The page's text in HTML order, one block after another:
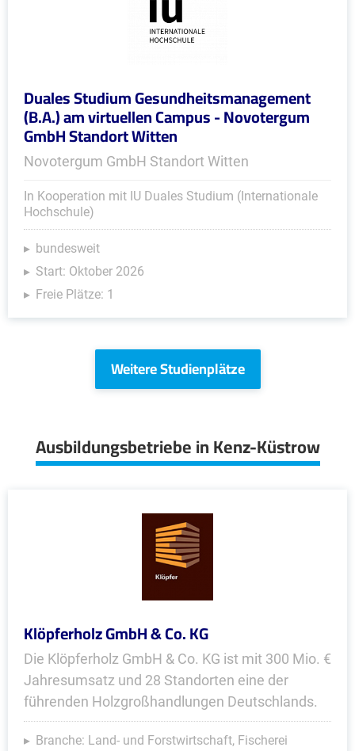
Duales Studium Gesundheitsmanagement
(B.A.) am virtuellen Campus - Novotergum
GmbH Standort Witten
Novotergum GmbH Standort Witten
In Kooperation mit IU Duales Studium (Internationale
Hochschule)
bundesweit
Start: Oktober 2026
Freie Plätze: 1
Weitere Studienplätze
Ausbildungsbetriebe in Kenz-Küstrow
Klöpferholz GmbH & Co. KG
Die Klöpferholz GmbH & Co. KG ist mit 300 Mio. €
Jahresumsatz und 28 Standorten eine der
führenden Holzgroßhandlungen Deutschlands.
Branche: Land- und Forstwirtschaft, Fischerei